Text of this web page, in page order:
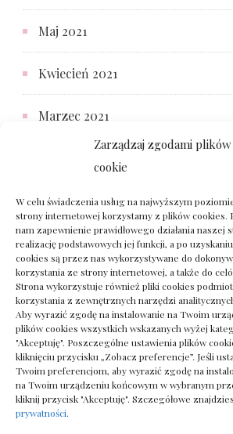
Zarządzaj zgodami plików
cookie
W celu świadczenia usług na najwyższym
strony internetowej korzystamy z plików cookies.
nam zapewnienie prawidłowego działania
realizację podstawowych jej funkcji, a po
cookies są przez nas wykorzystywane do
korzystania ze strony internetowej, a także do
Strona wykorzystuje również pliki cookies
korzystania z zewnętrznych narzędzi
Aby wyrazić zgodę na instalowanie na Twoim
plików cookies wszystkich wskazanych wyżej
"Akceptuję". Poszczególne ustawienia plików
kliknięciu przycisku „Zobacz preferencje”. Jeśli
Twoim preferencjom, aby wyrazić zgodę na
na Twoim urządzeniu końcowym w wybranym
kliknij przycisk "Akceptuję". Szczegółowe
prywatności.
Maj 2021
Kwiecień 2021
Marzec 2021
ARTYKUŁ SPONSOROWANY
Lifestyle
Uroda
Zdrowie